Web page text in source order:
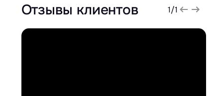
Отзывы клиентов 1/1